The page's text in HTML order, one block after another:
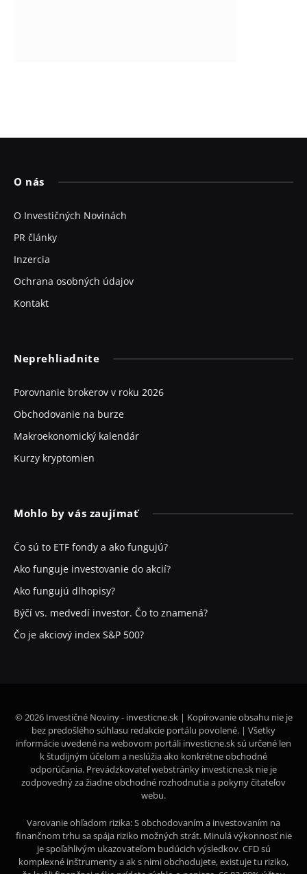
O nás
O Investičných Novinách
PR články
Inzercia
Ochrana osobných údajov
Kontakt
Neprehliadnite
Porovnanie brokerov v roku 2026
Obchodovanie na burze
Makroekonomický kalendár
Kurzy kryptomien
Mohlo by vás zaujímať
Čo sú to ETF fondy a ako fungujú?
Ako funguje investovanie do akcií?
Ako fungujú dlhopisy?
Býčí vs. medvedí investor. Čo to znamená?
Čo je akciový index S&P 500?
© 2026 Investičné Noviny - investicne.sk | Kopírovanie obsahu nie je
bez predošlého súhlasu redakcie portálu povolené. | Všetky
informácie uvedené na webovom portáli investicne.sk sú určené len
k študijným účelom a neslúžia ako konkrétne obchodné
odporúčania. Prevádzkovateľ webstránky investicne.sk nie je
zodpovedný za žiadne obchodné rozhodnutia a pokyny čitateľov
webu.
Varovanie ohľadom rizika: S obchodovaním a investovaním na
finančnom trhu sa spája riziko možných strát. Minulá výkonnosť nie
je spoľahlivým ukazovateľom budúcich výsledkov. CFD sú
komplexné inštrumenty a ak s nimi obchodujete, existuje tu riziko,